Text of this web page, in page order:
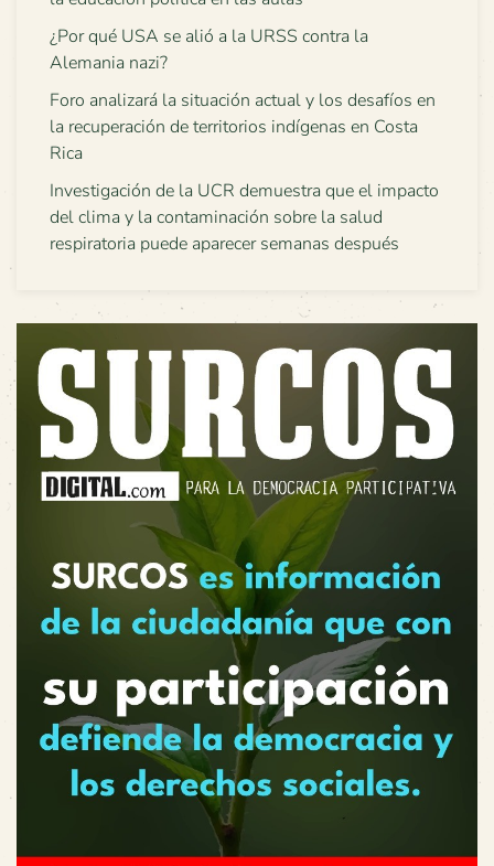
¿Por qué USA se alió a la URSS contra la
Alemania nazi?
Foro analizará la situación actual y los desafíos en
la recuperación de territorios indígenas en Costa
Rica
Investigación de la UCR demuestra que el impacto
del clima y la contaminación sobre la salud
respiratoria puede aparecer semanas después